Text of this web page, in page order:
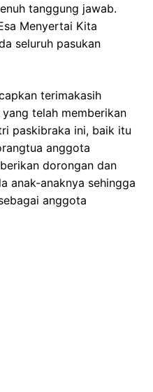
tanggung jawab.
Menyertai Kita
seluruh pasukan
terimakasih
telah memberikan
paskibraka ini, baik itu
anggota
dorongan dan
anak-anaknya sehingga
anggota